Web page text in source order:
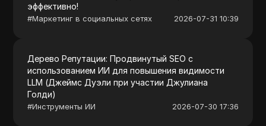
эффективно!
#Маркетинг в социальных сетях 2026-07-31 10:39
Дерево Репутации: Продвинутый SEO с
использованием ИИ для повышения видимости
LLM (Джеймс Дуэли при участии Джулиана
Голди)
#Инструменты ИИ 2026-07-30 17:36